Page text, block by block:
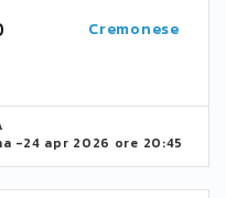
Cremonese
-24 apr 2026 ore 20:45